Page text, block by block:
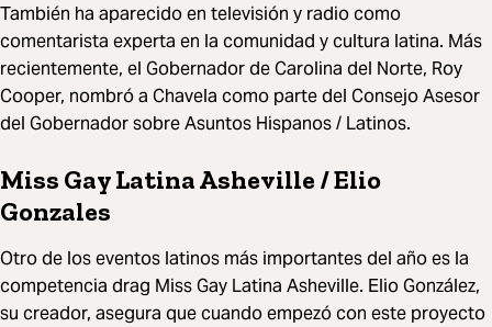
También ha aparecido en televisión y radio como
comentarista experta en la comunidad y cultura latina. Más
recientemente, el Gobernador de Carolina del Norte, Roy
Cooper, nombró a Chavela como parte del Consejo Asesor
del Gobernador sobre Asuntos Hispanos / Latinos.
Miss Gay Latina Asheville / Elio
Gonzales
Otro de los eventos latinos más importantes del año es la
competencia drag Miss Gay Latina Asheville. Elio González,
su creador, asegura que cuando empezó con este proyecto